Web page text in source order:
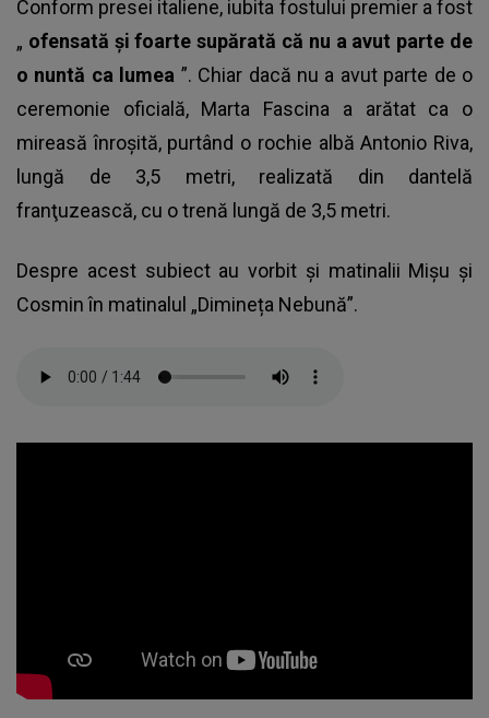
Conform presei italiene, iubita fostului premier a fost
„ ofensată şi foarte supărată că nu a avut parte de
o nuntă ca lumea ”. Chiar dacă nu a avut parte de o
ceremonie oficială, Marta Fascina a arătat ca o
mireasă înroşită, purtând o rochie albă Antonio Riva,
lungă de 3,5 metri, realizată din dantelă
franţuzească, cu o trenă lungă de 3,5 metri.
Despre acest subiect au vorbit și matinalii Mișu și
Cosmin în matinalul „Dimineța Nebună”.